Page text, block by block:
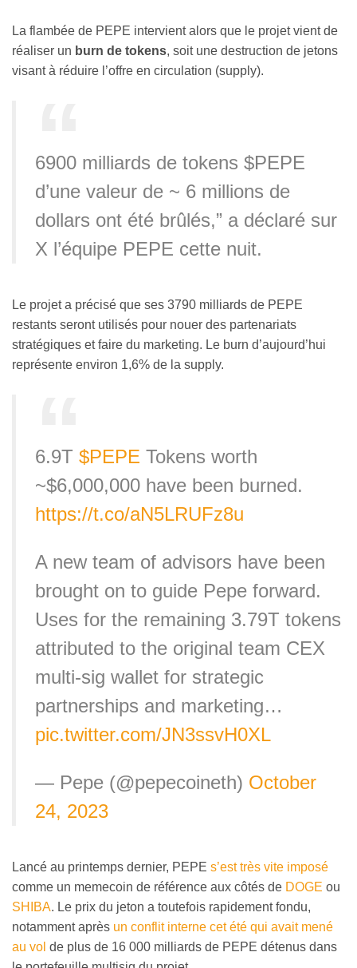
La flambée de PEPE intervient alors que le projet vient de
réaliser un burn de tokens, soit une destruction de jetons
visant à réduire l’offre en circulation (supply).
6900 milliards de tokens $PEPE
d’une valeur de ~ 6 millions de
dollars ont été brûlés,” a déclaré sur
X l’équipe PEPE cette nuit.
Le projet a précisé que ses 3790 milliards de PEPE
restants seront utilisés pour nouer des partenariats
stratégiques et faire du marketing. Le burn d’aujourd’hui
représente environ 1,6% de la supply.
6.9T $PEPE Tokens worth
~$6,000,000 have been burned.
https://t.co/aN5LRUFz8u
A new team of advisors have been
brought on to guide Pepe forward.
Uses for the remaining 3.79T tokens
attributed to the original team CEX
multi-sig wallet for strategic
partnerships and marketing…
pic.twitter.com/JN3ssvH0XL
— Pepe (@pepecoineth) October
24, 2023
Lancé au printemps dernier, PEPE s’est très vite imposé
comme un memecoin de référence aux côtés de DOGE ou
SHIBA. Le prix du jeton a toutefois rapidement fondu,
notamment après un conflit interne cet été qui avait mené
au vol de plus de 16 000 milliards de PEPE détenus dans